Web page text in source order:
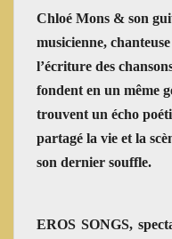
Chloé Mons & son
musicienne,
l’écriture des
fondent en un même
trouvent un écho
partagé la vie et la
son dernier souffle.
EROS SONGS,